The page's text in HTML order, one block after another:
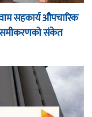
सहकार्य औपचारिक
समीकरणको संकेत